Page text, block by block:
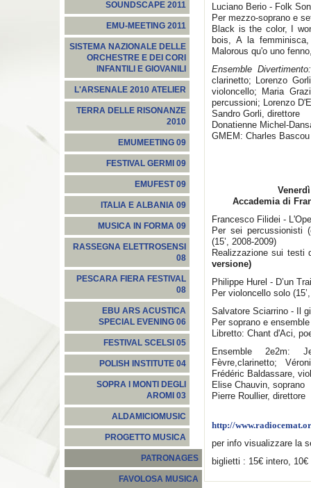
SOUNDSCAPE 2011
EMU-MEETING 2011
SISTEMA NAZIONALE DELLE
ORCHESTRE E DEI CORI
INFANTILI E GIOVANILI
L'ARSENALE 2010 ATELIER
TERRA DELLE RISONANZE
2010
EMUMEETING 09
FESTIVAL GERMI 09
EMUFEST 09
ITALIA E ALBANIA 09
MUSICA IN FORMA 09
RASSEGNA ELETTROSENSI
08
PESCARA FIERA FESTIVAL
08
EBU ARS ACUSTICA
SPECIAL EVENING 06
FESTIVAL SCELSI 05
POLISH INSTITUTE 04
SOPRA I MONTI DEGLI
AROMI 03
ALDAMICIOMUSIC
PROGETTO MUSICA
PATRONAGES
FAVOLOSA MUSICA
Luciano Berio - Folk
Per mezzo-soprano e
Black is the color, I
bois, A la
Malorous qu'o uno
Ensemble Divertimento:
clarinetto; Lorenzo
violoncello; Maria
percussioni; Lorenzo
Sandro Gorli, direttore
Donatienne Michel-
GMEM: Charles
Accademia di
Francesco Filidei -
Per sei percussionisti
(15’, 2008-2009)
Realizzazione sui testi
versione)
Philippe Hurel - D’un
Per violoncello solo
Salvatore Sciarrino - Il
Per soprano e ensemble
Libretto: Chant d'Aci,
Ensemble 2e2m:
Fèvre,clarinetto;
Frédéric Baldassare,
Elise Chauvin, soprano
Pierre Roullier, direttore
http://
per info visualizzare la
biglietti : 15€ intero,